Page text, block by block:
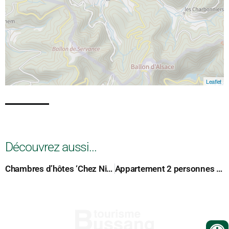
Leaflet
Découvrez aussi...
Chambres d’hôtes ‘Chez Nico’ Appartement 2 personnes – BGR003 – La Maison du Bonheur